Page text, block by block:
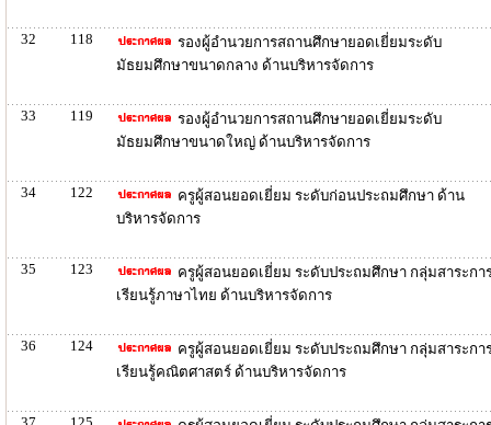
32 118
รองผู้อำนวยการสถานศึกษายอดเยี่ยมระดับ
มัธยมศึกษาขนาดกลาง ด้านบริหารจัดการ
33 119
รองผู้อำนวยการสถานศึกษายอดเยี่ยมระดับ
มัธยมศึกษาขนาดใหญ่ ด้านบริหารจัดการ
34 122
ครูผู้สอนยอดเยี่ยม ระดับก่อนประถมศึกษา ด้าน
บริหารจัดการ
35 123
ครูผู้สอนยอดเยี่ยม ระดับประถมศึกษา กลุ่มสาระกา
เรียนรู้ภาษาไทย ด้านบริหารจัดการ
36 124
ครูผู้สอนยอดเยี่ยม ระดับประถมศึกษา กลุ่มสาระกา
เรียนรู้คณิตศาสตร์ ด้านบริหารจัดการ